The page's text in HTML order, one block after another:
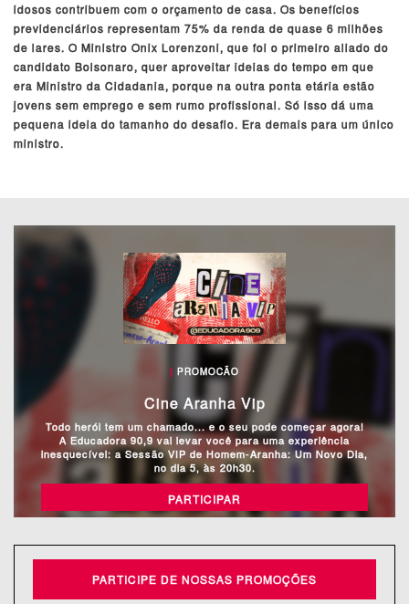
idosos contribuem com o orçamento de casa. Os benefícios
previdenciários representam 75% da renda de quase 6 milhões
de lares. O Ministro Onix Lorenzoni, que foi o primeiro aliado do
candidato Bolsonaro, quer aproveitar ideias do tempo em que
era Ministro da Cidadania, porque na outra ponta etária estão
jovens sem emprego e sem rumo profissional. Só isso dá uma
pequena ideia do tamanho do desafio. Era demais para um único
ministro.
| PROMOCÃO
Cine Aranha Vip
Todo herói tem um chamado... e o seu pode começar agora!
A Educadora 90,9 vai levar você para uma experiência
inesquecível: a Sessão VIP de Homem-Aranha: Um Novo Dia,
no dia 5, às 20h30.
PARTICIPAR
PARTICIPE DE NOSSAS PROMOÇÕES